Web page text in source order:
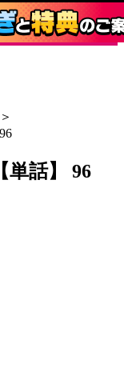
＞
単話】 96